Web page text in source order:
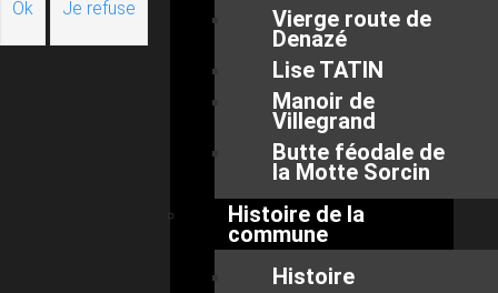
Vierge route de
Denazé
Lise TATIN
Manoir de
Villegrand
Butte féodale de
la Motte Sorcin
Histoire de la
commune
Histoire
Ok Je refuse